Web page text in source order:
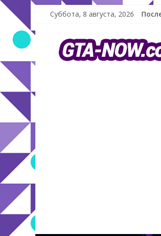
Суббота, 8 августа, 2026